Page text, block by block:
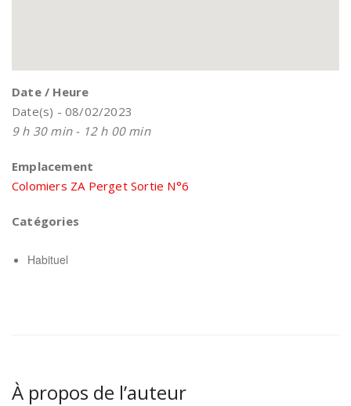
Date / Heure
Date(s) - 08/02/2023
9 h 30 min - 12 h 00 min
Emplacement
Colomiers ZA Perget Sortie N°6
Catégories
Habituel
À propos de l’auteur